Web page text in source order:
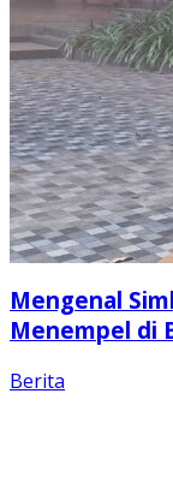
Mengenal
Menempel di
Berita